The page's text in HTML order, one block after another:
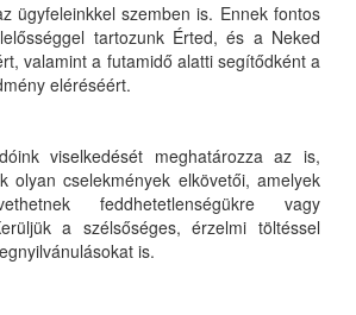
ügyfeleinkkel szemben is. Ennek fontos
tartozunk Érted, és a Neked
valamint a futamidő alatti segítődként a
eléréséért.
viselkedését meghatározza az is,
olyan cselekmények elkövetői, amelyek
feddhetetlenségükre vagy
a szélsőséges, érzelmi töltéssel
is.